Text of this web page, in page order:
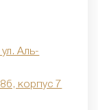
Аль-
корпус 7